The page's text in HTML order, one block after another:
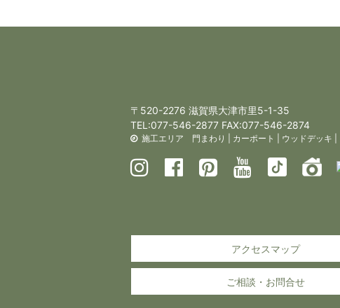
〒520-2276 滋賀県大津市里5-1-35
TEL:077-546-2877 FAX:077-546-2874
施工エリア 門まわり カーポート ウッドデッキ
アクセスマップ
ご相談・お問合せ